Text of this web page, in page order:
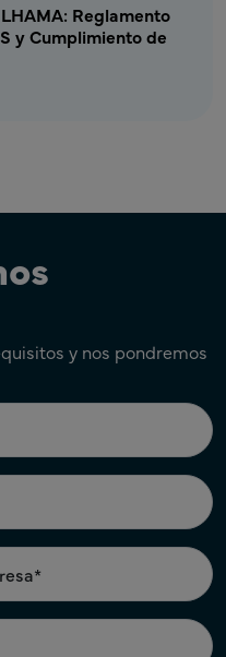
Reglamento
y Cumplimiento de
y nos pondremos